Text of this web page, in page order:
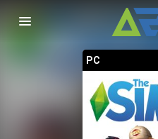
Nawigacja
PC